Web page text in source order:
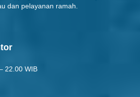
dan pelayanan ramah.
22.00 WIB